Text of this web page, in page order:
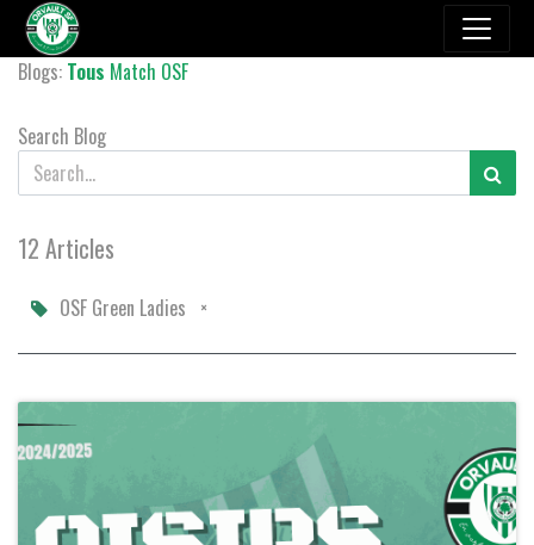
Blogs: Tous Match OSF
Search Blog
12 Articles
OSF Green Ladies ×